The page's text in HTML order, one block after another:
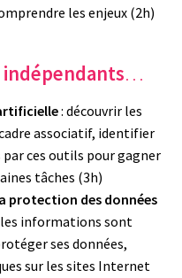
les enjeux (2h)
indépendants…
: découvrir les
associatif, identifier
ces outils pour gagner
tâches (3h)
protection des données
informations sont
ses données,
sur les sites Internet